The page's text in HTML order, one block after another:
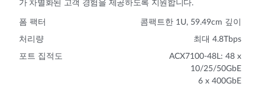
가 차별화된 고객 경험을 제공하도록 지원합니다.
폼 팩터 콤팩트한 1U, 59.49cm 깊이
처리량 최대 4.8Tbps
포트 집적도
ACX7100-48L: 48 x
10/25/50GbE
6 x 400GbE